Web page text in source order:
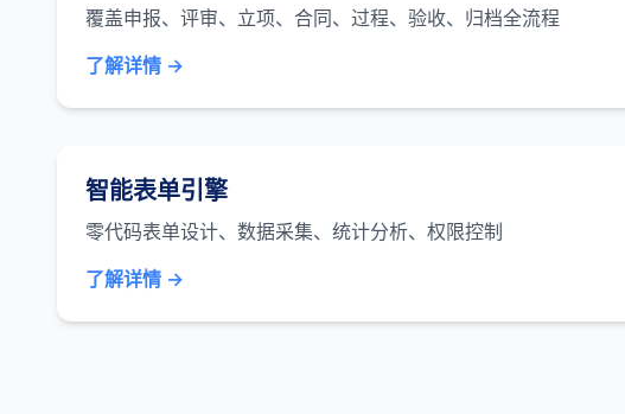
覆盖申报、评审、立项、合同、过程、验收、归档全流程
了解详情 →
智能表单引擎
零代码表单设计、数据采集、统计分析、权限控制
了解详情 →